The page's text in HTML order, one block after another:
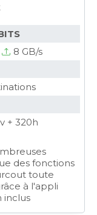
8 GB/s
+ 320h
des fonctions
toute
à l'appli
inclus